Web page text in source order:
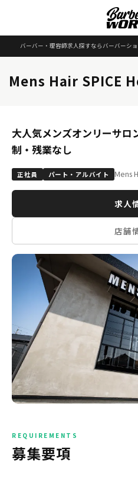
バーバー・理容師求人探すならバーバーシ
Mens Hair SPICE
大人気メンズオンリーサロ
制・残業なし
正社員 パート・アルバイト Mens
求人
店舗
募集要項